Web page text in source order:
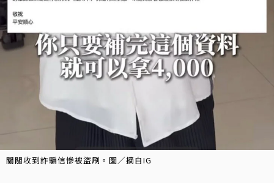
關關收到詐騙信慘被盜刷。圖／摘自IG